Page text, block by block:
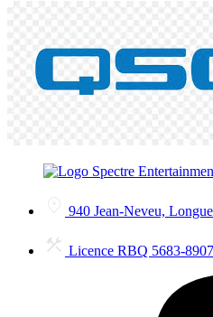
940 Jean-Neveu,
Licence RBQ 5683-